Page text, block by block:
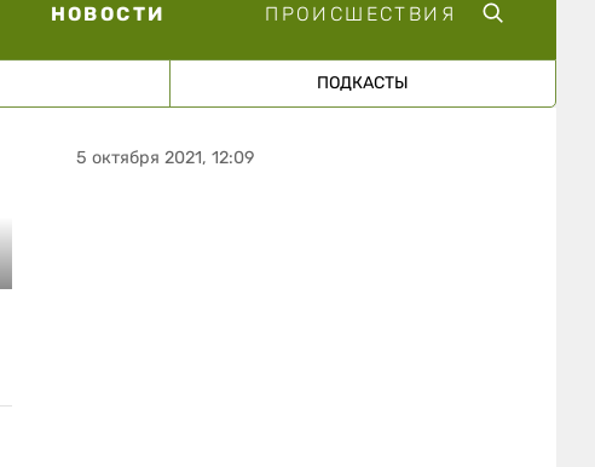
НОВОСТИ ПРОИСШЕСТВИЯ
ПОДКАСТЫ
5 октября 2021, 12:09